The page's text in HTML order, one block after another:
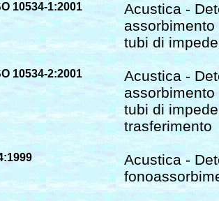
10534-1:2001
Acustica -
tubi di
10534-2:2001
Acustica -
tubi di
trasferimento
Acustica -